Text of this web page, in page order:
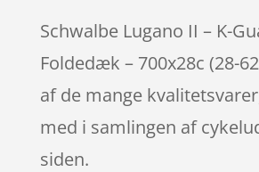
Schwalbe Lugano II – K-
Foldedæk – 700x28c (28-
af de mange
med i samlingen af
siden.